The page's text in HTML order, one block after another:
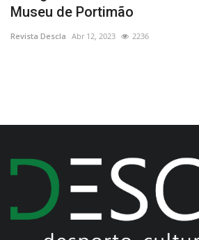
Museu de Portimão
Revista Descla Abr 12, 2023 2236